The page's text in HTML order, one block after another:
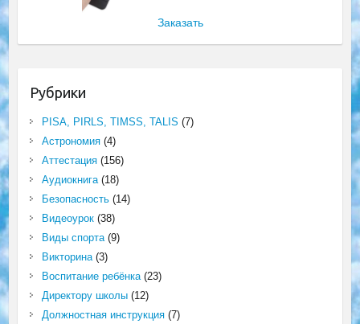
Заказать
Рубрики
PISA, PIRLS, TIMSS, TALIS (7)
Астрономия(4)
Аттестация(156)
Аудиокнига(18)
Безопасность(14)
Видеоурок(38)
Виды спорта(9)
Викторина(3)
Воспитание ребёнка(23)
Директору школы(12)
Должностная инструкция(7)